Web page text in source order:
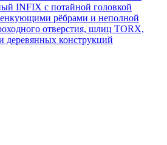
INFIX с потайной головкой
рёбрами и неполной
отверстия, шлиц TORX,
деревянных конструкций